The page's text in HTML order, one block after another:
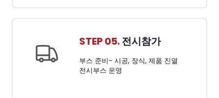
STEP 05.전시참가
부스 준비- 시공, 장식, 제품 진열
전시부스 운영